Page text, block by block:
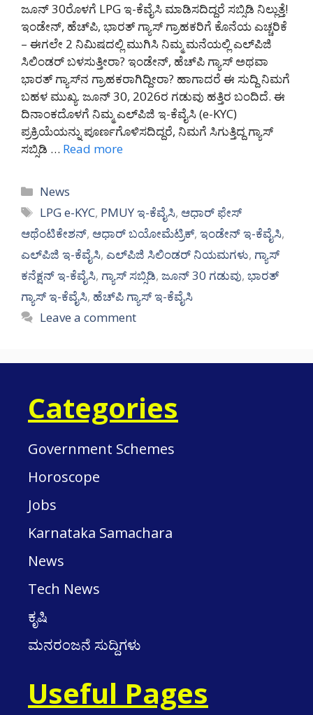
ಜೂನ್ 30ರೊಳಗೆ LPG ಇ-ಕೆವೈಸಿ ಮಾಡಿಸದಿದ್ದರೆ ಸಬ್ಸಿಡಿ ನಿಲ್ಲುತ್ತೆ!
ಇಂಡೇನ್, ಹೆಚ್‌ಪಿ, ಭಾರತ್ ಗ್ಯಾಸ್ ಗ್ರಾಹಕರಿಗೆ ಕೊನೆಯ ಎಚ್ಚರಿಕೆ
– ಈಗಲೇ 2 ನಿಮಿಷದಲ್ಲಿ ಮುಗಿಸಿ ನಿಮ್ಮ ಮನೆಯಲ್ಲಿ ಎಲ್‌ಪಿಜಿ
ಸಿಲಿಂಡರ್ ಬಳಸುತ್ತೀರಾ? ಇಂಡೇನ್, ಹೆಚ್‌ಪಿ ಗ್ಯಾಸ್ ಅಥವಾ
ಭಾರತ್ ಗ್ಯಾಸ್‌ನ ಗ್ರಾಹಕರಾಗಿದ್ದೀರಾ? ಹಾಗಾದರೆ ಈ ಸುದ್ದಿ ನಿಮಗೆ
ಬಹಳ ಮುಖ್ಯ. ಜೂನ್ 30, 2026ರ ಗಡುವು ಹತ್ತಿರ ಬಂದಿದೆ. ಈ
ದಿನಾಂಕದೊಳಗೆ ನಿಮ್ಮ ಎಲ್‌ಪಿಜಿ ಇ-ಕೆವೈಸಿ (e-KYC)
ಪ್ರಕ್ರಿಯೆಯನ್ನು ಪೂರ್ಣಗೊಳಿಸದಿದ್ದರೆ, ನಿಮಗೆ ಸಿಗುತ್ತಿದ್ದ ಗ್ಯಾಸ್
ಸಬ್ಸಿಡಿ … Read more
Categories
News
Tags
LPG e-KYC, PMUY ಇ-ಕೆವೈಸಿ, ಆಧಾರ್ ಫೇಸ್
ಆಥೆಂಟಿಕೇಶನ್, ಆಧಾರ್ ಬಯೋಮೆಟ್ರಿಕ್, ಇಂಡೇನ್ ಇ-ಕೆವೈಸಿ,
ಎಲ್‌ಪಿಜಿ ಇ-ಕೆವೈಸಿ, ಎಲ್‌ಪಿಜಿ ಸಿಲಿಂಡರ್ ನಿಯಮಗಳು, ಗ್ಯಾಸ್
ಕನೆಕ್ಷನ್ ಇ-ಕೆವೈಸಿ, ಗ್ಯಾಸ್ ಸಬ್ಸಿಡಿ, ಜೂನ್ 30 ಗಡುವು, ಭಾರತ್
ಗ್ಯಾಸ್ ಇ-ಕೆವೈಸಿ, ಹೆಚ್‌ಪಿ ಗ್ಯಾಸ್ ಇ-ಕೆವೈಸಿ
Leave a comment
Categories
Government Schemes
Horoscope
Jobs
Karnataka Samachara
News
Tech News
ಕೃಷಿ
ಮನರಂಜನೆ ಸುದ್ದಿಗಳು
Useful Pages